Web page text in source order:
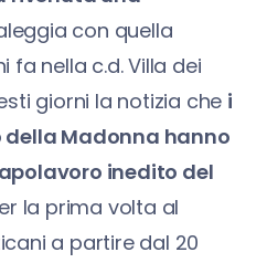
con quella
fa nella c.d. Villa dei
giorni la notizia che i
Madonna hanno
inedito del
la prima volta al
a partire dal 20